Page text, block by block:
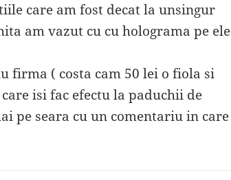
care am fost decat la unsingur
am vazut cu cu holograma pe ele
firma ( costa cam 50 lei o fiola si
isi fac efectu la paduchii de
pe seara cu un comentariu in care